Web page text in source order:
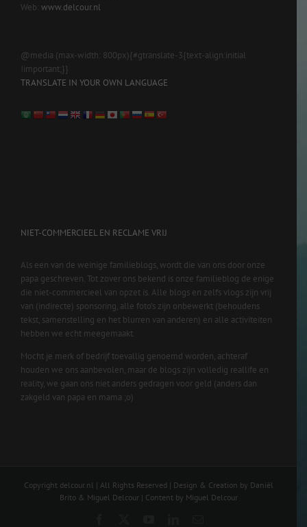
Web: www.delcour.nl
@media (max-width: 800px){#gtranslate-3{text-align:initial
!important;}}
TRANSLATE IN YOUR OWN LANGUAGE
NIET-COMMERCIEEL EN RECLAME VRIJ
Als een van de weinige familieblogs, wordt die van ons door onze
papa geschreven. Tot zover ons bekend is onze familieblog de enige
die niet-commercieel van opzet is. Alle blogs en zelfs vlogs zijn vrij
van (indirecte) sponsoring, alle foto’s zijn onbewerkt (behoudens
tekst, samenstelling en het blurren van anderen) en alle activiteiten
hebben we echt meegemaakt.
Mocht je merk of bedrijf toevallig genoemd worden, achteraf
houden we ons aanbevolen, maar de blogs zijn volledig reallife en
reality, we gaan ons niet anders gedragen voor geld (anders dan
zakgeld van papa en mama ;o)
Copyright delcour.nl | All Rights Reserved | Design & Creation by Daniël
Brito & Miguel Delcour | Content by Miguel Delcour